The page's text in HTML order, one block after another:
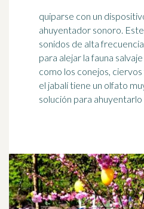
quiparse con un
ahuyentador sonoro.
sonidos de alta
para alejar la fauna
como los conejos, ciervos y
el jabalí tiene un olfato
solución para ahuyentarlo